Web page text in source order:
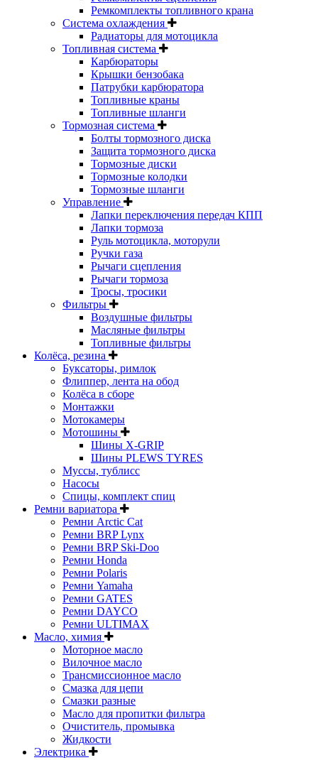
Ремкомплекты топливного крана
Система охлаждения
Радиаторы для мотоцикла
Топливная система
Карбюраторы
Крышки бензобака
Патрубки карбюратора
Топливные краны
Топливные шланги
Тормозная система
Болты тормозного диска
Защита тормозного диска
Тормозные диски
Тормозные колодки
Тормозные шланги
Управление
Лапки переключения передач КПП
Лапки тормоза
Руль мотоцикла, моторули
Ручки газа
Рычаги сцепления
Рычаги тормоза
Тросы, тросики
Фильтры
Воздушные фильтры
Масляные фильтры
Топливные фильтры
Колёса, резина
Буксаторы, римлок
Флиппер, лента на обод
Колёса в сборе
Монтажки
Мотокамеры
Мотошины
Шины X-GRIP
Шины PLEWS TYRES
Муссы, тублисс
Насосы
Спицы, комплект спиц
Ремни вариатора
Ремни Arctic Cat
Ремни BRP Lynx
Ремни BRP Ski-Doo
Ремни Honda
Ремни Polaris
Ремни Yamaha
Ремни GATES
Ремни DAYCO
Ремни ULTIMAX
Масло, химия
Моторное масло
Вилочное масло
Трансмиссионное масло
Смазка для цепи
Смазки разные
Масло для пропитки фильтра
Очиститель, промывка
Жидкости
Электрика